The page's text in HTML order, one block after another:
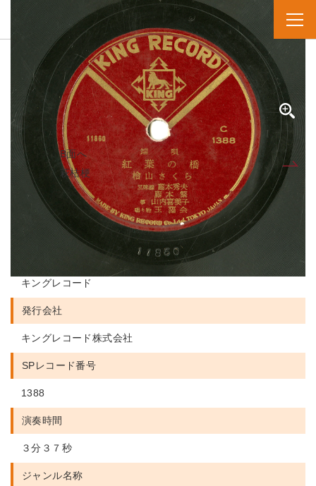
SPレコード
モミジノハシ
資料番号：SPH2991301498A
紅葉の橋
A面
B面へ
萩桔梗
人名・団体名
キングレコード
発行会社
キングレコード株式会社
SPレコード番号
1388
演奏時間
３分３７秒
ジャンル名称